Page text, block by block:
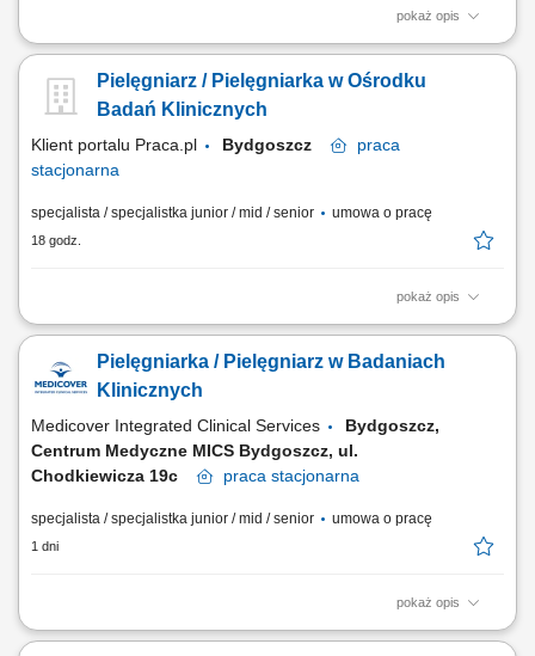
pokaż opis
Opis stanowiska: Obsługa Pacjentów w Punkcie Pobrań; Wykonywanie
Prowadzenie dokumentacji medycznej zgodnie ze standardami Punktu
Pobrań; Obsługa kasy fiskalnej i systemu komputerowego do obsługi
Pielęgniarz / Pielęgniarka w Ośrodku
Badań Klinicznych
Klient portalu Praca.pl Bydgoszcz
praca
stacjonarna
specjalista / specjalistka junior / mid / senior umowa o pracę
18 godz.
pokaż opis
Nadzorowanie opieki nad pacjentami w trakcie trwania projektu
ich przebiegu. Prawidłowa obróbka, zabezpieczanie i wysyłka materiału
biologicznego do laboratoriów centralnych oraz wykonywanie badań
Pielęgniarka / Pielęgniarz w Badaniach
Klinicznych
Medicover Integrated Clinical Services
Bydgoszcz,
Centrum Medyczne MICS Bydgoszcz, ul.
Chodkiewicza 19c
praca stacjonarna
specjalista / specjalistka junior / mid / senior umowa o pracę
1 dni
pokaż opis
Do zadań osoby zatrudnionej na tym stanowisku należeć będzie: